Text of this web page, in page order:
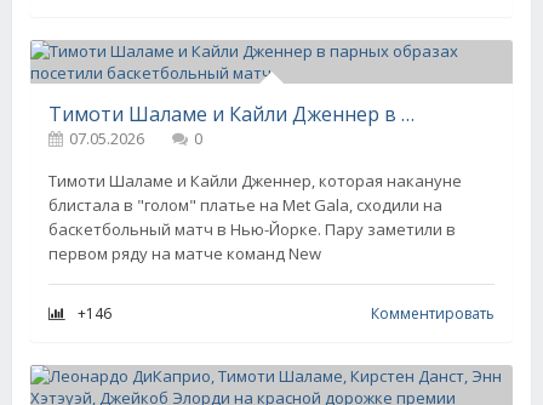
Тимоти Шаламе и Кайли Дженнер в парных образах посетили баскетбольный матч
07.05.2026
0
Тимоти Шаламе и Кайли Дженнер, которая накануне
блистала в "голом" платье на Met Gala, сходили на
баскетбольный матч в Нью-Йорке. Пару заметили в
первом ряду на матче команд New
+146 Комментировать